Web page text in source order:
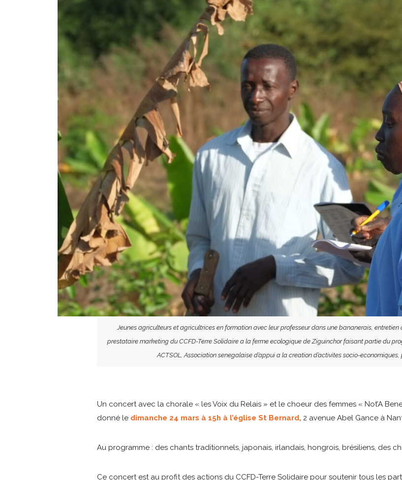
Jeunes agriculteurs et agricultrices en formation avec leur professeur dans une bananerais,
prestataire marketing du CCFD-Terre Solidaire a la ferme ecologique de Ziguinchor faisant partie du
ACTSOL, Association senegalaise d’appui a la creation d’activites socio-
Un concert avec la chorale « les Voix du Relais » et le choeur des femmes « Not’A
donné le dimanche 24 mars à 15h à l’église St Bernard, 2 avenue Abel Gance à
Au programme : des chants traditionnels, japonais, irlandais, hongrois, brésiliens, des
Ce concert est au profit des actions du CCFD-Terre Solidaire pour soutenir tous les